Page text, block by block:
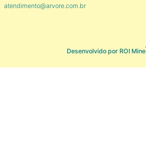
atendimento@arvore.com.br
Desenvolvido por ROI Mine